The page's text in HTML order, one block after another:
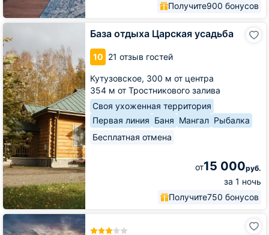
Получите900 бонусов
База отдыха Царская усадьба
10 21 отзыв гостей
Кутузовское, 300 м от центра
354 м от Тростникового залива
Своя ухоженная территория
Первая линия Баня Мангал Рыбалка
Бесплатная отмена
от15 000руб.
за 1 ночь
Получите750 бонусов
База
отдыха
Царская
усадьба
База
отдыха